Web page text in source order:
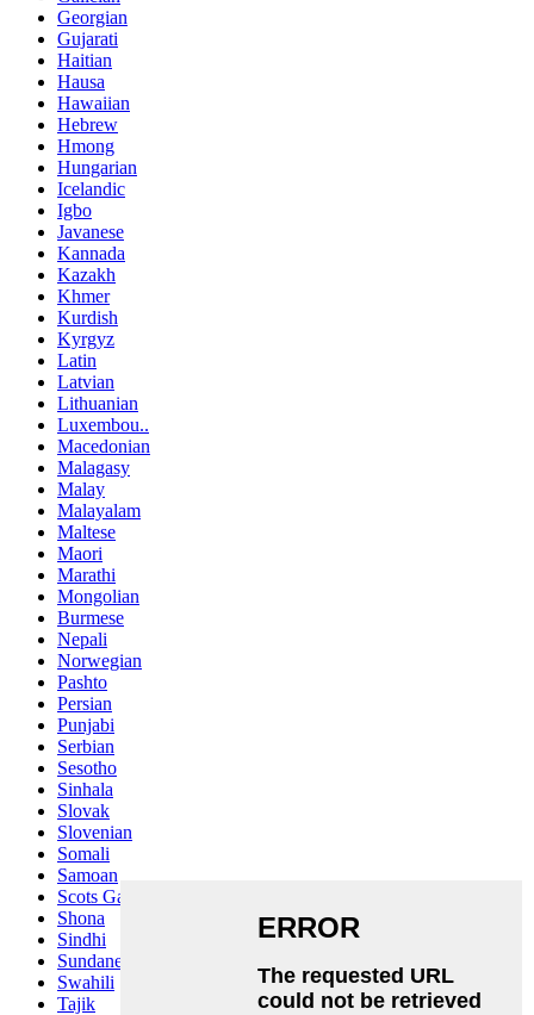
Georgian
Gujarati
Haitian
Hausa
Hawaiian
Hebrew
Hmong
Hungarian
Icelandic
Igbo
Javanese
Kannada
Kazakh
Khmer
Kurdish
Kyrgyz
Latin
Latvian
Lithuanian
Luxembou..
Macedonian
Malagasy
Malay
Malayalam
Maltese
Maori
Marathi
Mongolian
Burmese
Nepali
Norwegian
Pashto
Persian
Punjabi
Serbian
Sesotho
Sinhala
Slovak
Slovenian
Somali
Samoan
Scots Gaelic
Shona
Sindhi
Sundanese
Swahili
Tajik